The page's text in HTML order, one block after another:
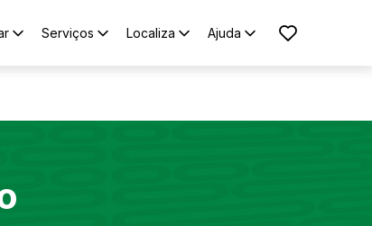
Serviços Localiza Ajuda